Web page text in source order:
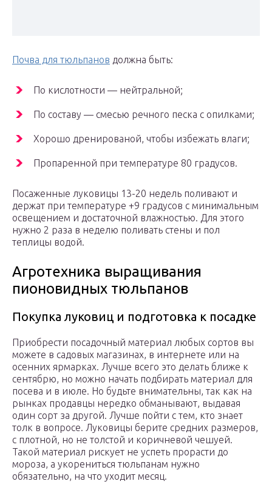
Почва для тюльпанов должна быть:
По кислотности — нейтральной;
По составу — смесью речного песка с опилками;
Хорошо дренированой, чтобы избежать влаги;
Пропаренной при температуре 80 градусов.
Посаженные луковицы 13-20 недель поливают и
держат при температуре +9 градусов с минимальным
освещением и достаточной влажностью. Для этого
нужно 2 раза в неделю поливать стены и пол
теплицы водой.
Агротехника выращивания
пионовидных тюльпанов
Покупка луковиц и подготовка к посадке
Приобрести посадочный материал любых сортов вы
можете в садовых магазинах, в интернете или на
осенних ярмарках. Лучше всего это делать ближе к
сентябрю, но можно начать подбирать материал для
посева и в июле. Но будьте внимательны, так как на
рынках продавцы нередко обманывают, выдавая
один сорт за другой. Лучше пойти с тем, кто знает
толк в вопросе. Луковицы берите средних размеров,
с плотной, но не толстой и коричневой чешуей.
Такой материал рискует не успеть прорасти до
мороза, а укорениться тюльпанам нужно
обязательно, на что уходит месяц.